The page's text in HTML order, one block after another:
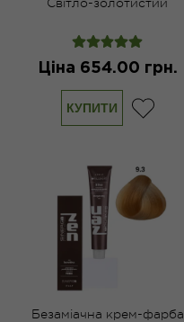
Світло-золотистий
Ціна 654.00 грн.
КУПИТИ
Безаміачна крем-фарба